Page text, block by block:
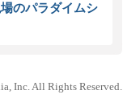
のパラダイムシ
Inc. All Rights Reserved.